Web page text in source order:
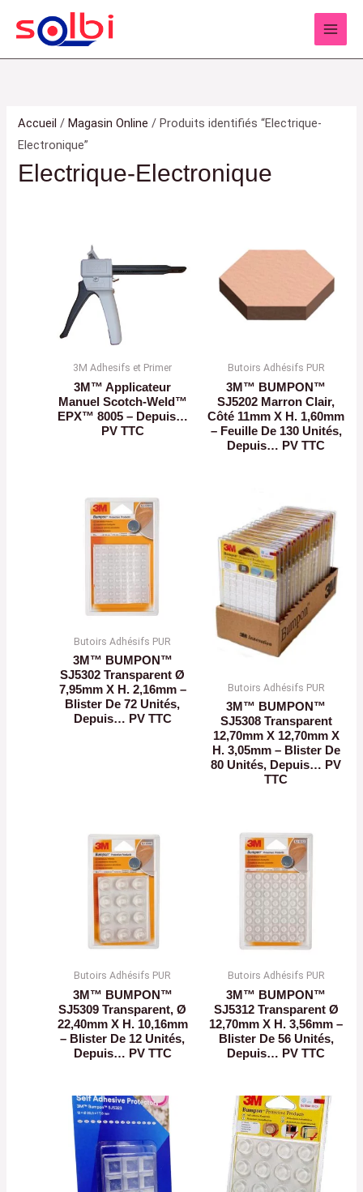
Accueil /Magasin Online / Produits identifiés “Electrique-
Electronique”
Electrique-Electronique
3M Adhesifs et Primer
3M™ Applicateur
Manuel Scotch-Weld™
EPX™ 8005 – Depuis…
PV TTC
Butoirs Adhésifs PUR
3M™ BUMPON™
SJ5202 Marron Clair,
Côté 11mm X H. 1,60mm
– Feuille De 130 Unités,
Depuis… PV TTC
Butoirs Adhésifs PUR
3M™ BUMPON™
SJ5302 Transparent Ø
7,95mm X H. 2,16mm –
Blister De 72 Unités,
Depuis… PV TTC
Butoirs Adhésifs PUR
3M™ BUMPON™
SJ5308 Transparent
12,70mm X 12,70mm X
H. 3,05mm – Blister De
80 Unités, Depuis… PV
TTC
Butoirs Adhésifs PUR
3M™ BUMPON™
SJ5309 Transparent, Ø
22,40mm X H. 10,16mm
– Blister De 12 Unités,
Depuis… PV TTC
Butoirs Adhésifs PUR
3M™ BUMPON™
SJ5312 Transparent Ø
12,70mm X H. 3,56mm –
Blister De 56 Unités,
Depuis… PV TTC